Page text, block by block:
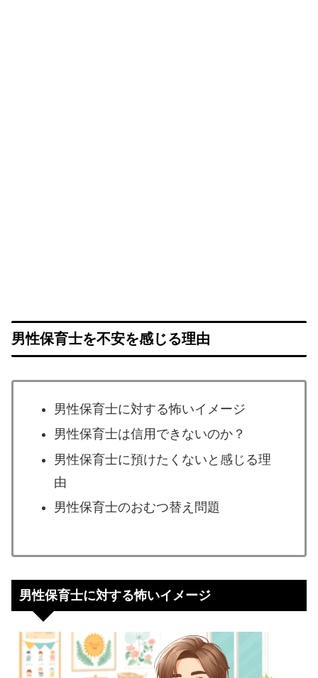
男性保育士を不安を感じる理由
男性保育士に対する怖いイメージ
男性保育士は信用できないのか？
男性保育士に預けたくないと感じる理
由
男性保育士のおむつ替え問題
男性保育士に対する怖いイメージ